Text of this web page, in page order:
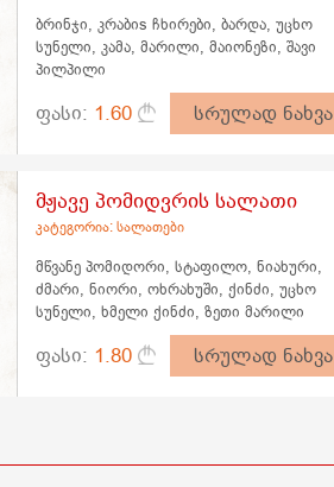
ბრინჯი, კრაბიs ჩხირები, ბარდა, უცხო
სუნელი, კამა, მარილი, მაიონეზი, შავი
პილპილი
ფასი: 1.60 სრულად ნახვა
მჟავე პომიდვრის სალათი
კატეგორია: სალათები
მწვანე პომიდორი, სტაფილო, ნიახური,
ძმარი, ნიორი, ოხრახუში, ქინძი, უცხო
სუნელი, ხმელი ქინძი, ზეთი მარილი
ფასი: 1.80 სრულად ნახვა